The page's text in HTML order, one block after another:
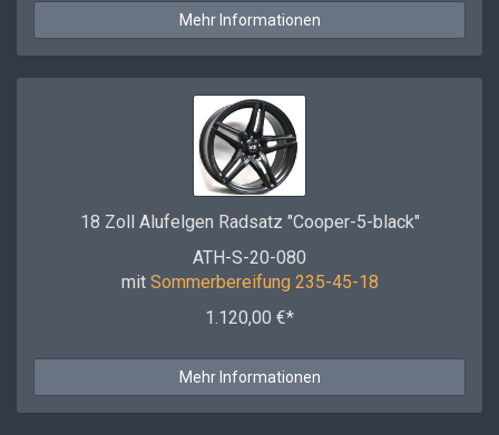
Mehr Informationen
18 Zoll Alufelgen Radsatz "Cooper-5-black"
ATH-S-20-080
mit Sommerbereifung 235-45-18
1.120,00 €*
Mehr Informationen